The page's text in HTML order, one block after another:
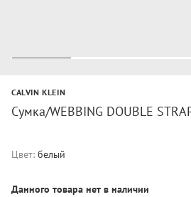
CALVIN KLEIN
Сумка/WEBBING DOUBLE
Цвет: белый
Данного товара нет в наличии